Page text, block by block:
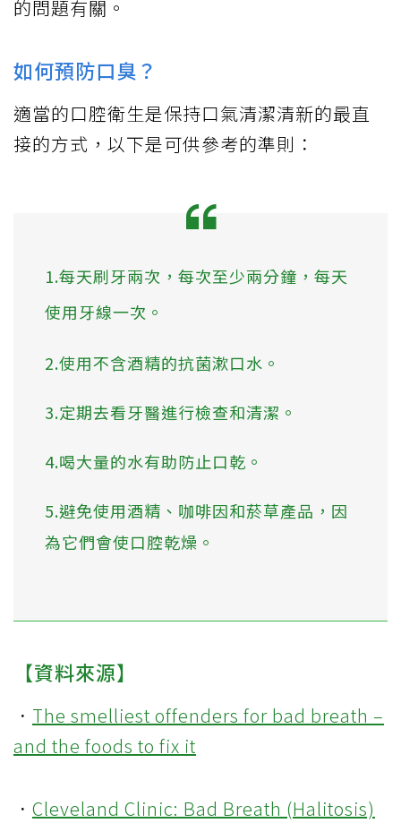
的問題有關。
如何預防口臭？
適當的口腔衛生是保持口氣清潔清新的最直
接的方式，以下是可供參考的準則：
1.每天刷牙兩次，每次至少兩分鐘，每天
使用牙線一次。
2.使用不含酒精的抗菌漱口水。
3.定期去看牙醫進行檢查和清潔。
4.喝大量的水有助防止口乾。
5.避免使用酒精、咖啡因和菸草產品，因
為它們會使口腔乾燥。
【資料來源】
． The smelliest offenders for bad breath –
and the foods to fix it
． Cleveland Clinic: Bad Breath (Halitosis)